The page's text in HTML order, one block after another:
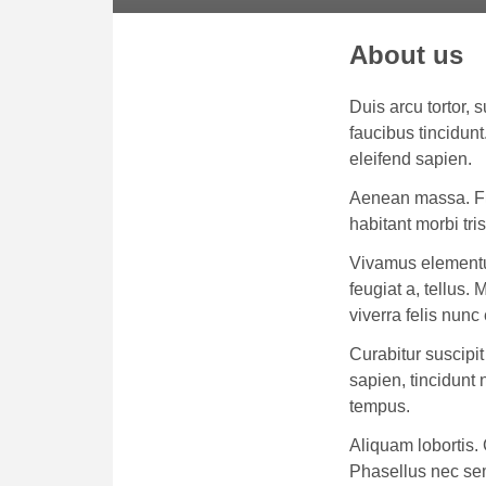
About us
Duis arcu tortor,
faucibus
eleifend sapien.
Aenean massa.
habitant morbi
Vivamus
feugiat a, tellus.
viverra felis nunc
Curabitur
sapien, tincidunt
tempus.
Aliquam lobortis.
Phasellus nec